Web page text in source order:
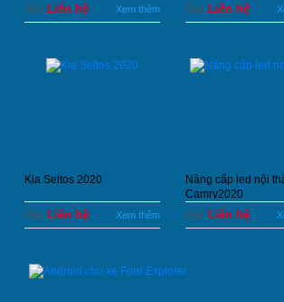
Giá: Liên hệ Xem thêm
Giá: Liên hệ
Kia Seltos 2020
Giá: Liên hệ Xem thêm
Nâng cấp led nội
Camry2020
Giá: Liên hệ